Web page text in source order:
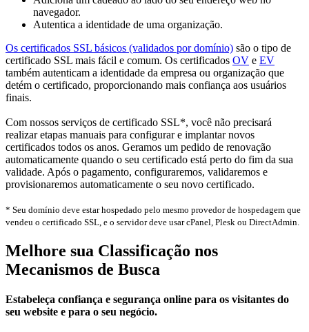
navegador.
Autentica a identidade de uma organização.
Os certificados SSL básicos (validados por domínio) são o tipo de
certificado SSL mais fácil e comum. Os certificados OV e EV
também autenticam a identidade da empresa ou organização que
detém o certificado, proporcionando mais confiança aos usuários
finais.
Com nossos serviços de certificado SSL*, você não precisará
realizar etapas manuais para configurar e implantar novos
certificados todos os anos. Geramos um pedido de renovação
automaticamente quando o seu certificado está perto do fim da sua
validade. Após o pagamento, configuraremos, validaremos e
provisionaremos automaticamente o seu novo certificado.
* Seu domínio deve estar hospedado pelo mesmo provedor de hospedagem que
vendeu o certificado SSL, e o servidor deve usar cPanel, Plesk ou DirectAdmin.
Melhore sua Classificação nos
Mecanismos de Busca
Estabeleça confiança e segurança online para os visitantes do
seu website e para o seu negócio.